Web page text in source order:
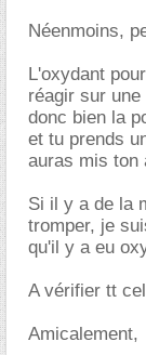
Néenmoins,
L'oxydant
réagir sur
donc bien la
et tu prends
auras mis ton
Si il y a de la
tromper, je
qu'il y a eu
A vérifier tt
Amicalement,